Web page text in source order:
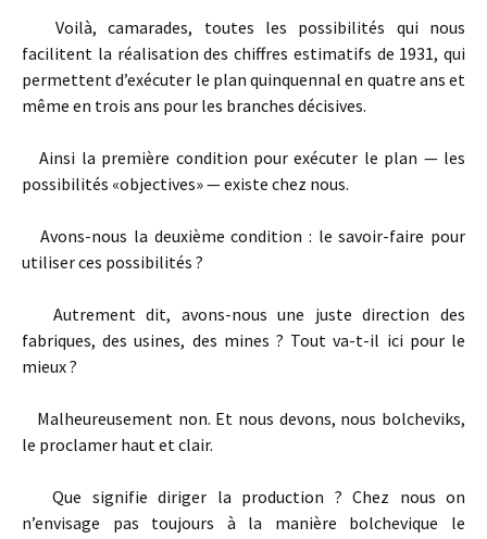
Voilà, camarades, toutes les possibilités qui nous
facilitent la réalisation des chiffres estimatifs de 1931, qui
permettent d’exécuter le plan quinquennal en quatre ans et
même en trois ans pour les branches décisives.
Ainsi la première condition pour exécuter le plan — les
possibilités «objectives» — existe chez nous.
Avons-­nous la deuxième condition : le savoir­-faire pour
utiliser ces possibilités ?
Autrement dit, avons-­nous une juste direction des
fabriques, des usines, des mines ? Tout va­-t-­il ici pour le
mieux ?
Malheureusement non. Et nous devons, nous bolcheviks,
le proclamer haut et clair.
Que signifie diriger la production ? Chez nous on
n’envisage pas toujours à la manière bolchevique le